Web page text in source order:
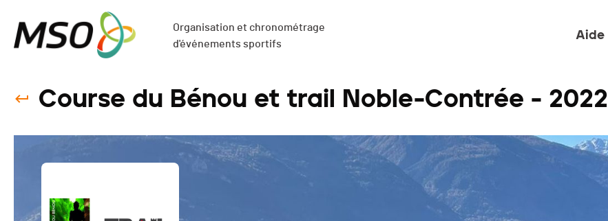
Organisation et chronométrage
d'événements sportifs
Aide
Course du Bénou et trail Noble-Contrée - 2022